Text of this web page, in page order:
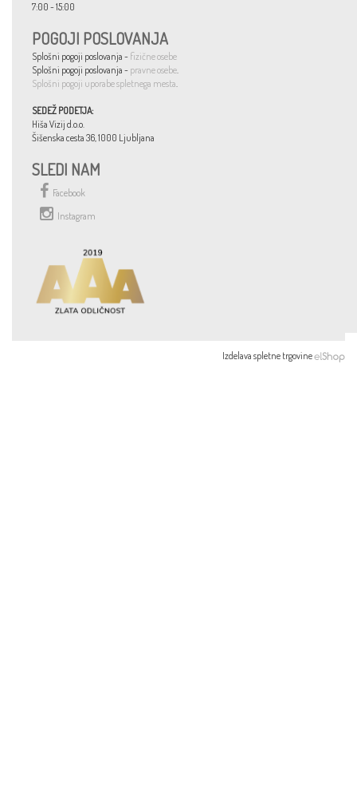
7:00 - 15:00
POGOJI POSLOVANJA
Splošni pogoji poslovanja - fizične osebe
Splošni pogoji poslovanja - pravne osebe.
Splošni pogoji uporabe spletnega mesta.
SEDEŽ PODETJA:
Hiša Vizij d.o.o.
Šišenska cesta 36, 1000 Ljubljana
SLEDI NAM
Facebook
Instagram
Izdelava spletne trgovine